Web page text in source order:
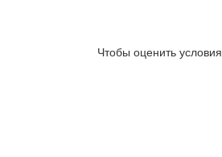
Чтобы оценить